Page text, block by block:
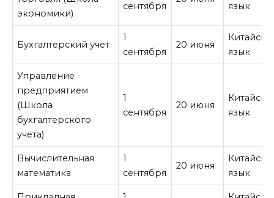
экономики)
сентября
язык
Бухгалтерский учет
1
сентября
20 июня
язык
Управление
предприятием
(Школа
бухгалтерского
учета)
1
сентября
20 июня
язык
Вычислительная
математика
1
сентября
20 июня
язык